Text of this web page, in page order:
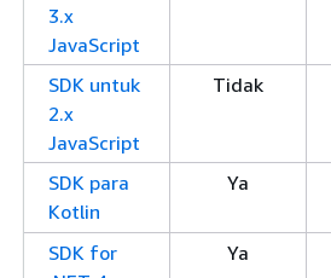
3.x
JavaScript
SDK untuk
2.x
JavaScript
Tidak
SDK para
Kotlin
Ya
SDK for
Ya